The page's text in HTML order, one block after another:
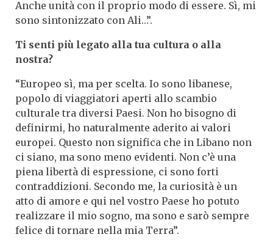
Anche unità con il proprio modo di essere. Sì, mi
sono sintonizzato con Ali…”.
Ti senti più legato alla tua cultura o alla
nostra?
“Europeo sì, ma per scelta. Io sono libanese,
popolo di viaggiatori aperti allo scambio
culturale tra diversi Paesi. Non ho bisogno di
definirmi, ho naturalmente aderito ai valori
europei. Questo non significa che in Libano non
ci siano, ma sono meno evidenti. Non c’è una
piena libertà di espressione, ci sono forti
contraddizioni. Secondo me, la curiosità è un
atto di amore e qui nel vostro Paese ho potuto
realizzare il mio sogno, ma sono e sarò sempre
felice di tornare nella mia Terra”.